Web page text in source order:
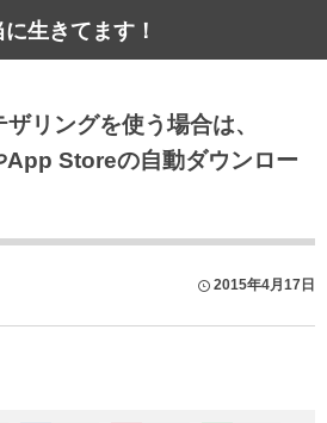
生きてます！
リングを使う場合は、
Storeの自動ダウンロー
2015年4月17日